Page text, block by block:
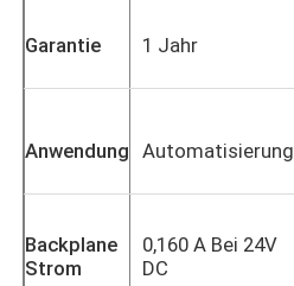
Garantie 1 Jahr
Anwendung Automatisierung
Backplane
Strom
0,160 A Bei 24V
DC